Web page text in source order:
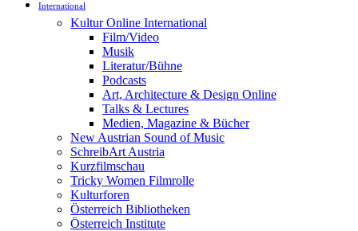
International
Kultur Online International
Film/Video
Musik
Literatur/Bühne
Podcasts
Art, Architecture & Design Online
Talks & Lectures
Medien, Magazine & Bücher
New Austrian Sound of Music
SchreibArt Austria
Kurzfilmschau
Tricky Women Filmrolle
Kulturforen
Österreich Bibliotheken
Österreich Institute